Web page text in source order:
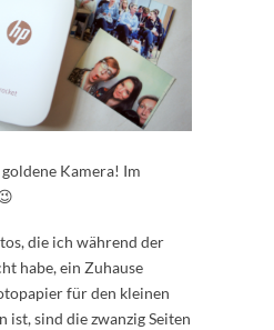
Kamera! Im
die ich während der
habe, ein Zuhause
für den kleinen
ist, sind die zwanzig Seiten